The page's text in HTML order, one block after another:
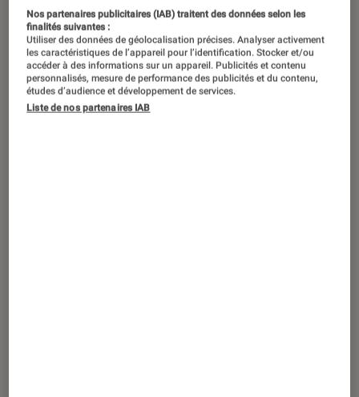
Huawei P40 Lite : toujours plus
abordable et toujours plus puissant
ACTU
Smartphones • 02 mar. 2020
Nos partenaires publicitaires (IAB) traitent des données selon les
finalités suivantes :
Utiliser des données de géolocalisation précises. Analyser activement
les caractéristiques de l’appareil pour l’identification. Stocker et/ou
accéder à des informations sur un appareil. Publicités et contenu
personnalisés, mesure de performance des publicités et du contenu,
études d’audience et développement de services.
Liste de nos partenaires IAB